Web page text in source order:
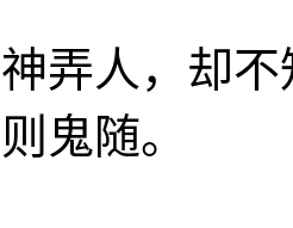
弄人，却
鬼随。